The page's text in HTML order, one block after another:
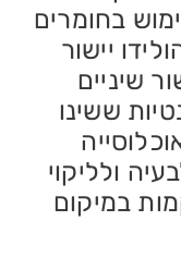
בחומרים
יישור
שיניים
ששינו
ולליקוי
במיקום